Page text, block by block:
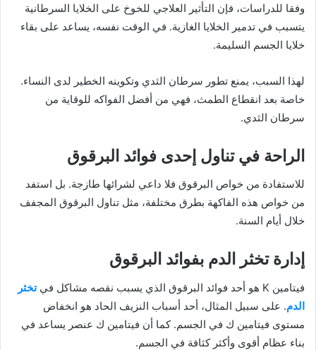
وفقا للدراسات، فإن التأثير العلاجي للخوخ على الخلايا السرطانية
يتسبب في تدمير الخلايا الغازية. في الوقت نفسه، يساعد على بقاء
خلايا الجسم السليمة.
لهذا السبب، يمنع تطور سرطان الثدي وتكوينه الخطير لدى النساء.
خاصة بعد انقطاع الطمث، فهي من أفضل الفواكه للوقاية من
سرطان الثدي.
الراحة في تناول إحدى فوائد البرقوق
للاستفادة من خواص البرقوق فلا داعي لشرائها طازجة. بل استفد
من خواص هذه الفاكهة بطرق مختلفة، مثل تناول البرقوق المجفف
خلال أيام السنة.
إدارة تخثر الدم بفوائد البرقوق
فيتامين K هو أحد فوائد البرقوق الذي يسبب نقصه مشاكل في
تخثر
الدم. على سبيل المثال، أحد أسباب النزيف الحاد هو انخفاض
مستوى فيتامين ك في الجسم. كما أن فيتامين ك عنصر يساعد في
بناء عظام أقوى وأكثر كثافة في الجسم.